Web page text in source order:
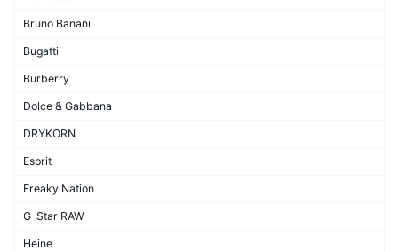
Bruno Banani
Bugatti
Burberry
Dolce & Gabbana
DRYKORN
Esprit
Freaky Nation
G-Star RAW
Heine